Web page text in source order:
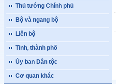
Thủ tướng Chính phủ
Bộ và ngang bộ
Liên bộ
Tỉnh, thành phố
Ủy ban Dân tộc
Cơ quan khác